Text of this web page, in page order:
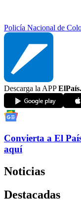
Policía Nacional de
Descarga la APP
Convierta a El
aquí
Noticias
Destacadas